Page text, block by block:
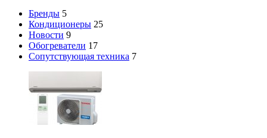
Бренды 5
Кондиционеры 25
Новости 9
Обогреватели 17
Сопутствующая техника 7